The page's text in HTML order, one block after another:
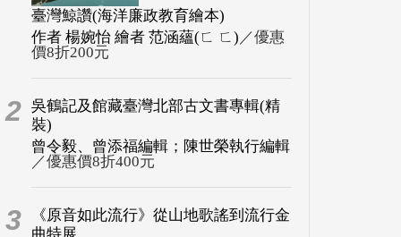
臺灣鯨讚(海洋廉政教育繪本)
作者 楊婉怡 繪者 范涵蘊(ㄈ ㄈ) ／優惠
價8折200元
2 吳鶴記及館藏臺灣北部古文書專輯(精
裝)
曾令毅、曾添福編輯；陳世榮執行編輯
／優惠價8折400元
3
《原音如此流行》從山地歌謠到流行金